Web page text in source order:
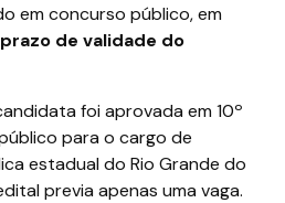
em concurso público, em
de validade do
foi aprovada em 10º
para o cargo de
estadual do Rio Grande do
previa apenas uma vaga.